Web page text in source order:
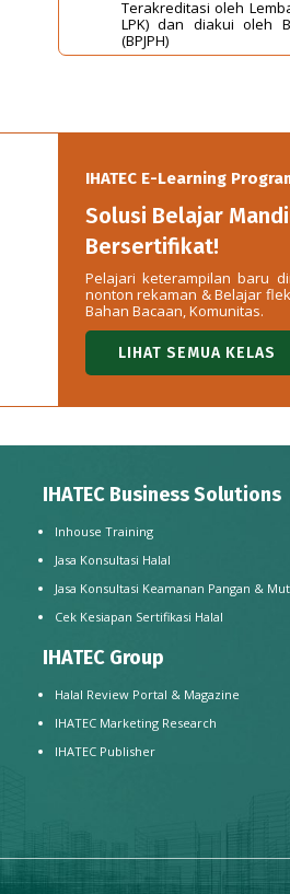
Terakreditasi oleh
LPK) dan diakui oleh
(BPJPH)
IHATEC E-Learning
Solusi Belajar
Bersertifikat!
Pelajari keterampilan baru
nonton rekaman & Belajar
Bahan Bacaan, Komunitas.
LIHAT SEMUA KELAS
IHATEC Business Solutions
Inhouse Training
Jasa Konsultasi Halal
Jasa Konsultasi Keamanan Pangan &
Cek Kesiapan Sertifikasi Halal
IHATEC Group
Halal Review Portal & Magazine
IHATEC Marketing Research
IHATEC Publisher